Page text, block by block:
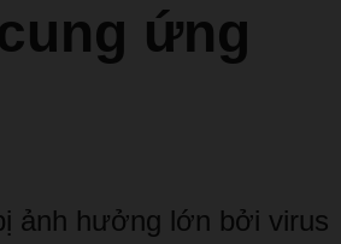
ứng
ị ảnh hưởng lớn bởi virus